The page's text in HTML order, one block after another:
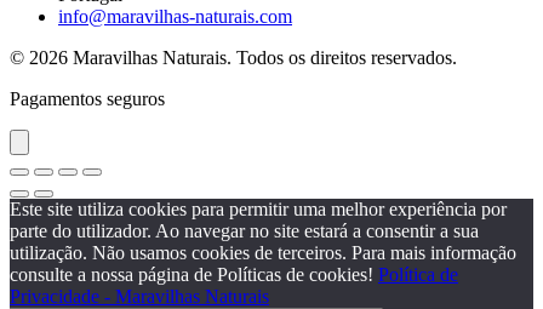
info@maravilhas-naturais.com
© 2026 Maravilhas Naturais. Todos os direitos reservados.
Pagamentos seguros
Este site utiliza cookies para permitir uma melhor experiência por
parte do utilizador. Ao navegar no site estará a consentir a sua
utilização. Não usamos cookies de terceiros. Para mais informação
consulte a nossa página de Políticas de cookies! Política de
Privacidade - Maravilhas Naturais